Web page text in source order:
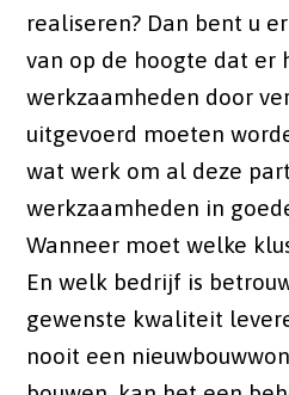
realiseren? Dan bent u
van op de hoogte dat er
werkzaamheden door
uitgevoerd moeten
wat werk om al deze
werkzaamheden in
Wanneer moet welke
En welk bedrijf is
gewenste kwaliteit
nooit een